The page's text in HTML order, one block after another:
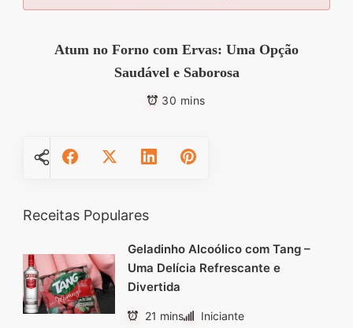
Atum no Forno com Ervas: Uma Opção
Saudável e Saborosa
30 mins
Receitas Populares
Geladinho Alcoólico com Tang –
Uma Delícia Refrescante e
Divertida
21 mins Iniciante